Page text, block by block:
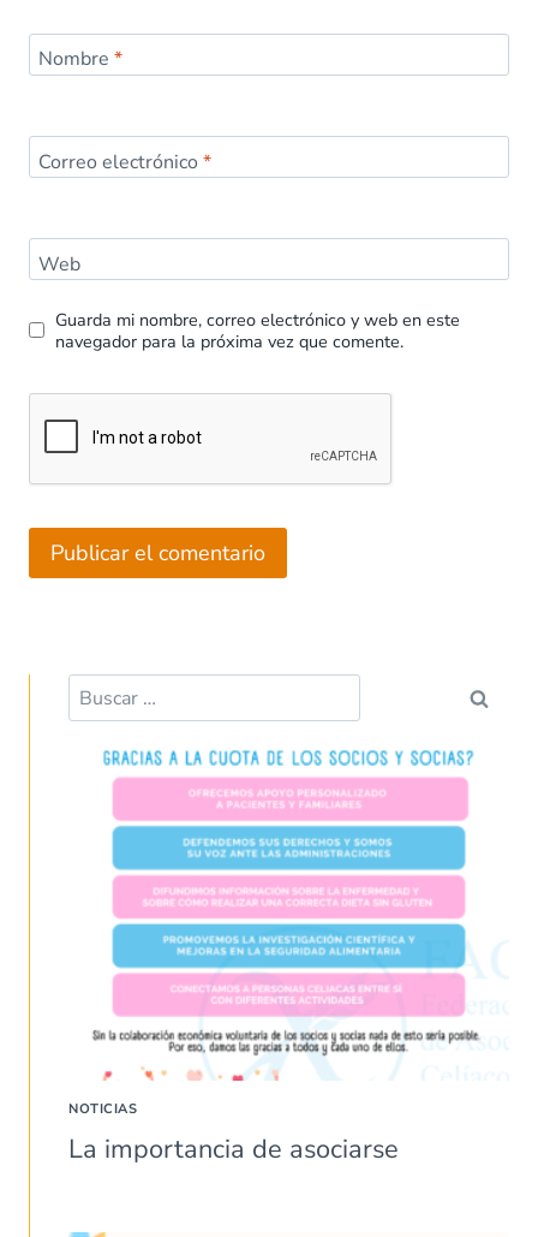
Nombre *
Correo electrónico *
Web
Guarda mi nombre, correo electrónico y web en este
navegador para la próxima vez que comente.
NOTICIAS
La importancia de asociarse